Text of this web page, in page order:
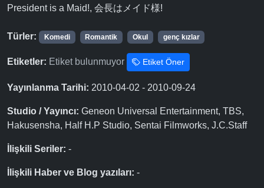
President is a Maid!, 会長はメイド様!
Türler: Komedi Romantik Okul genç kızlar
Etiketler: Etiket bulunmuyor Etiket Öner
Yayınlanma Tarihi: 2010-04-02 - 2010-09-24
Studio / Yayıncı: Geneon Universal Entertainment, TBS,
Hakusensha, Half H.P Studio, Sentai Filmworks, J.C.Staff
İlişkili Seriler: -
İlişkili Haber ve Blog yazıları: -